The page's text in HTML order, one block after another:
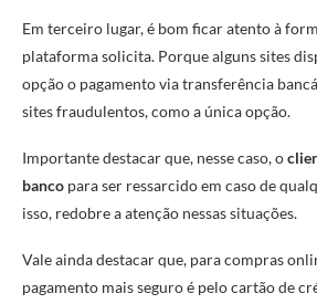
Em terceiro lugar, é bom ficar atento à
plataforma solicita. Porque alguns sites
opção o pagamento via transferência
sites fraudulentos, como a única opção.
Importante destacar que, nesse caso, o
banco para ser ressarcido em caso de
isso, redobre a atenção nessas situações.
Vale ainda destacar que, para compras
pagamento mais seguro é pelo cartão de